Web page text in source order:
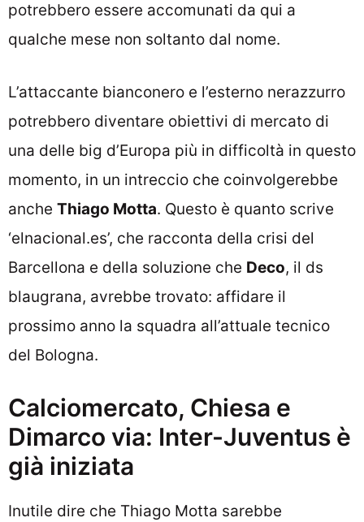
potrebbero essere accomunati da qui a
qualche mese non soltanto dal nome.
L’attaccante bianconero e l’esterno nerazzurro
potrebbero diventare obiettivi di mercato di
una delle big d’Europa più in difficoltà in questo
momento, in un intreccio che coinvolgerebbe
anche Thiago Motta. Questo è quanto scrive
‘elnacional.es’, che racconta della crisi del
Barcellona e della soluzione che Deco, il ds
blaugrana, avrebbe trovato: affidare il
prossimo anno la squadra all’attuale tecnico
del Bologna.
Calciomercato, Chiesa e
Dimarco via: Inter-Juventus è
già iniziata
Inutile dire che Thiago Motta sarebbe